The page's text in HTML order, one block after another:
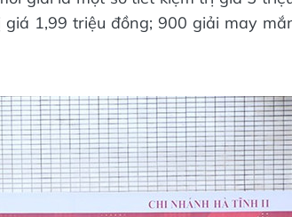
1,99 triệu đồng; 900 giải may